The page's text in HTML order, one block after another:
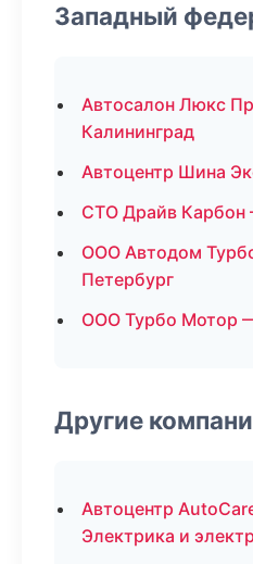
Западный
Автосалон Люкс
Калининград
Автоцентр Шина
СТО Драйв Карбон
ООО Автодом
Петербург
ООО Турбо Мотор
Другие
Автоцентр
Электрика и